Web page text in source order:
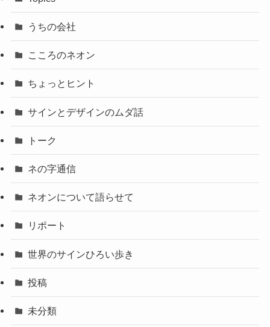
うちの会社
こころのネオン
ちょっとヒント
サインとデザインのムダ話
トーク
ネの字通信
ネオンについて語らせて
リポート
世界のサインひろい歩き
投稿
未分類